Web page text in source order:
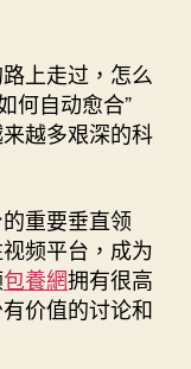
视
频
助
科
知
识
成
功
“出
上走过，怎么
何自动愈合”
越多艰深的科
重要垂直领
频平台，成为
包養網拥有很高
价值的讨论和